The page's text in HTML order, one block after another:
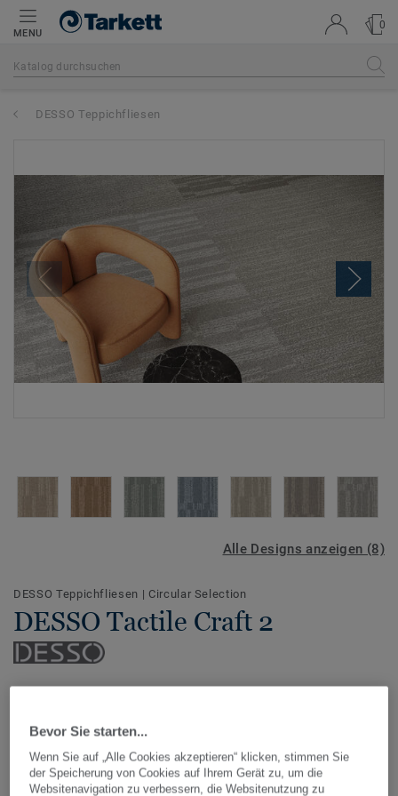
MENU
0
DESSO Teppichfliesen
Alle Designs anzeigen (8)
DESSO Teppichfliesen | Circular Selection
DESSO Tactile Craft 2
inspiriert. Entwickelt für eine mühelose Gestaltung,
ermöglicht sie sanft definierte Bereiche, die harmonisch
ineinander übergehen.
Mehr anzeigen
Bevor Sie starten...
Wenn Sie auf „Alle Cookies akzeptieren“ klicken, stimmen Sie
der Speicherung von Cookies auf Ihrem Gerät zu, um die
Websitenavigation zu verbessern, die Websitenutzung zu